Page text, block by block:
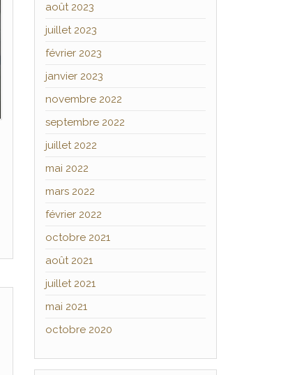
août 2023
juillet 2023
février 2023
janvier 2023
novembre 2022
septembre 2022
juillet 2022
mai 2022
mars 2022
février 2022
octobre 2021
août 2021
juillet 2021
mai 2021
octobre 2020